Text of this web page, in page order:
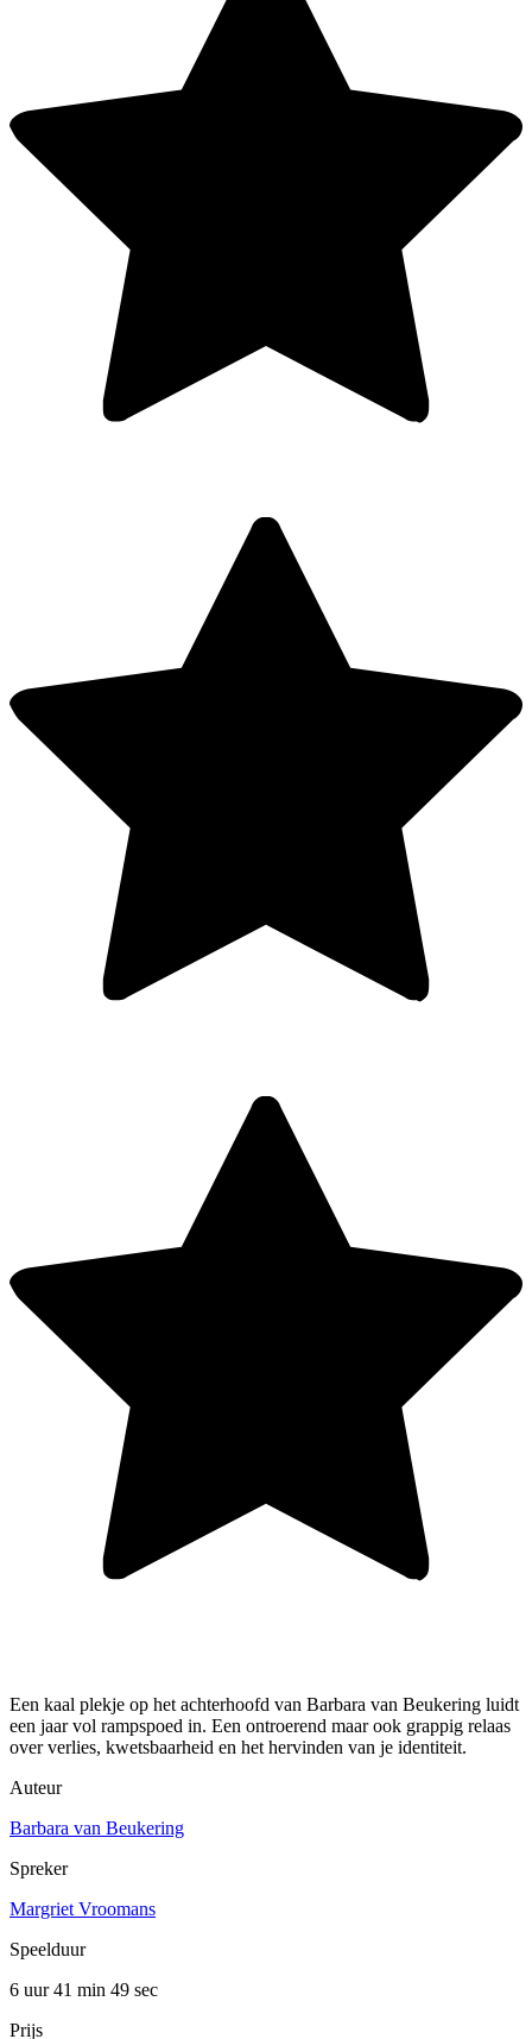
Een kaal plekje op het achterhoofd van Barbara van Beukering luidt
een jaar vol rampspoed in. Een ontroerend maar ook grappig relaas
over verlies, kwetsbaarheid en het hervinden van je identiteit.
Auteur
Barbara van Beukering
Spreker
Margriet Vroomans
Speelduur
6 uur 41 min 49 sec
Prijs